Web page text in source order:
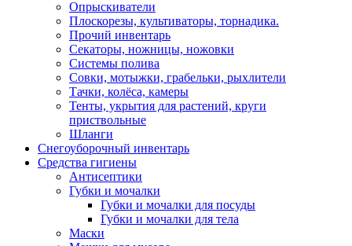
Опрыскиватели
Плоскорезы, культиваторы, торнадика.
Прочий инвентарь
Секаторы, ножницы, ножовки
Системы полива
Совки, мотыжки, грабельки, рыхлители
Тачки, колёса, камеры
Тенты, укрытия для растений, круги
приствольные
Шланги
Снегоуборочный инвентарь
Средства гигиены
Антисептики
Губки и мочалки
Губки и мочалки для посуды
Губки и мочалки для тела
Маски